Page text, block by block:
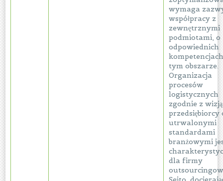
wymaga
współpracy z
zewnętrznymi
podmiotami, o
odpowiednich
tym obszarze.
Organizacja
procesów
logistycznych
zgodnie z wizją
przedsiębiorcy
utrwalonymi
standardami
branżowymi
dla firmy